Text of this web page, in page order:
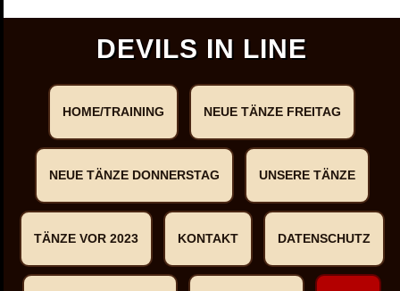
DEVILS IN LINE
HOME/TRAINING NEUE TÄNZE FREITAG
NEUE TÄNZE DONNERSTAG UNSERE TÄNZE
TÄNZE VOR 2023 KONTAKT DATENSCHUTZ